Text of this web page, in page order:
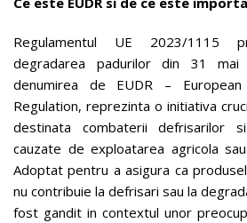
Regulamentul UE 2023/1115
degradarea padurilor din 31 mai
denumirea de EUDR –
Regulation, reprezinta o initiativa
destinata combaterii defrisarilor
cauzate de exploatarea agricola
Adoptat pentru a asigura ca
nu contribuie la defrisari sau la
fost gandit in contextul unor